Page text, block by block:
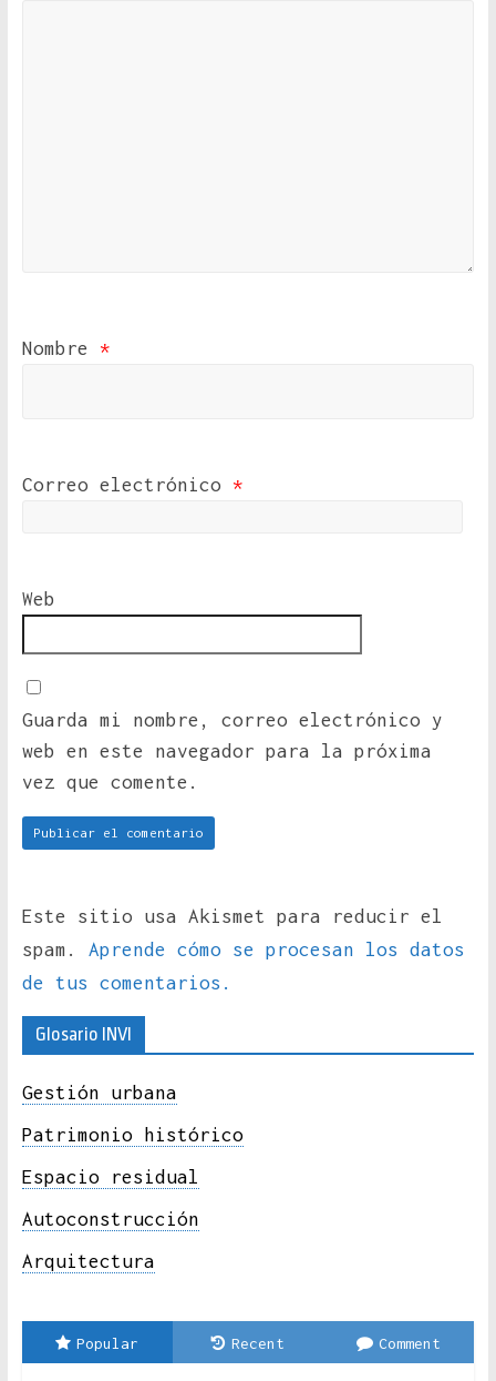
Nombre *
Correo electrónico *
Web
Guarda mi nombre, correo electrónico y
web en este navegador para la próxima
vez que comente.
Este sitio usa Akismet para reducir el
spam. Aprende cómo se procesan los datos
de tus comentarios.
Glosario INVI
Gestión urbana
Patrimonio histórico
Espacio residual
Autoconstrucción
Arquitectura
Popular Recent Comment